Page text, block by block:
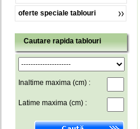
oferte speciale tablouri
Cautare rapida tablouri
Inaltime maxima (cm) :
Latime maxima (cm) :